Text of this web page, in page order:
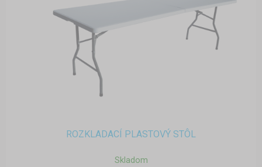
ROZKLADACÍ PLASTOVÝ STÔL
Skladom